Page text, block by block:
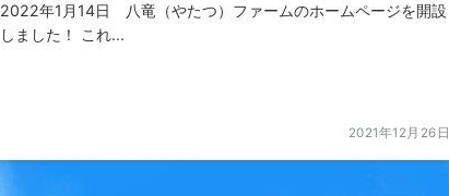
2022年1月14日 八竜（やたつ）ファームのホームページを開設
しました！ これ...
2021年12月26日